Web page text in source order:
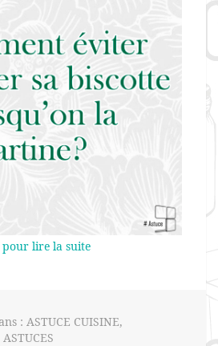
lire la suite
: ASTUCE CUISINE,
ASTUCES